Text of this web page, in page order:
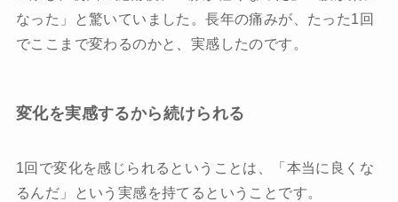
なった」と驚いていました。長年の痛みが、たった1回
でここまで変わるのかと、実感したのです。
変化を実感するから続けられる
1回で変化を感じられるということは、「本当に良くな
るんだ」という実感を持てるということです。